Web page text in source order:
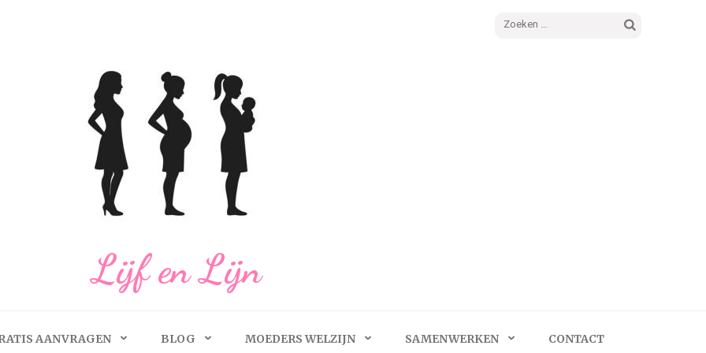
Zoeken
Lijf en Lijn
AANVRAGEN BLOG MOEDERS WELZIJN SAMENWERKEN CONTACT